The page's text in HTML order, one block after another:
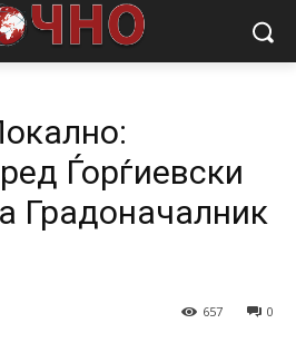
Локално: Перински пред Ѓорѓиевски во
Ѓорѓиевски
Градоначалник
0
657